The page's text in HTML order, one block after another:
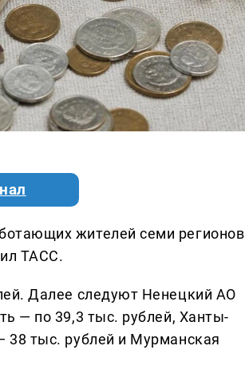
жителей семи регионов
ТАСС.
Далее следуют Ненецкий АО
— по 39,3 тыс. рублей, Ханты-
тыс. рублей и Мурманская